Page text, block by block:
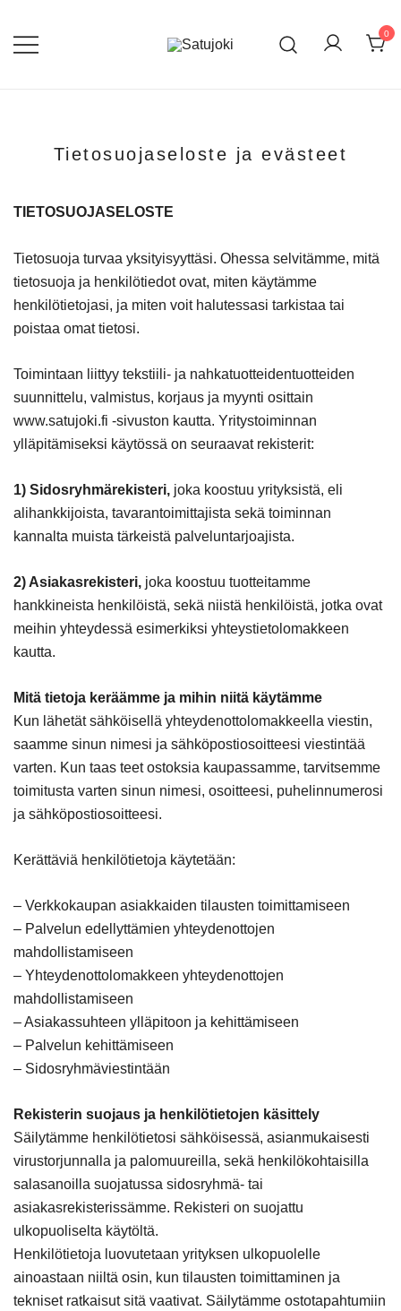
content
0
Tietosuojaseloste ja evästeet
TIETOSUOJASELOSTE
Tietosuoja turvaa yksityisyyttäsi. Ohessa selvitämme, mitä
tietosuoja ja henkilötiedot ovat, miten käytämme
henkilötietojasi, ja miten voit halutessasi tarkistaa tai
poistaa omat tietosi.
Toimintaan liittyy tekstiili- ja nahkatuotteidentuotteiden
suunnittelu, valmistus, korjaus ja myynti osittain
www.satujoki.fi -sivuston kautta. Yritystoiminnan
ylläpitämiseksi käytössä on seuraavat rekisterit:
1) Sidosryhmärekisteri, joka koostuu yrityksistä, eli
alihankkijoista, tavarantoimittajista sekä toiminnan
kannalta muista tärkeistä palveluntarjoajista.
2) Asiakasrekisteri, joka koostuu tuotteitamme
hankkineista henkilöistä, sekä niistä henkilöistä, jotka ovat
meihin yhteydessä esimerkiksi yhteystietolomakkeen
kautta.
Mitä tietoja keräämme ja mihin niitä käytämme
Kun lähetät sähköisellä yhteydenottolomakkeella viestin,
saamme sinun nimesi ja sähköpostiosoitteesi viestintää
varten. Kun taas teet ostoksia kaupassamme, tarvitsemme
toimitusta varten sinun nimesi, osoitteesi, puhelinnumerosi
ja sähköpostiosoitteesi.
Kerättäviä henkilötietoja käytetään:
– Verkkokaupan asiakkaiden tilausten toimittamiseen
– Palvelun edellyttämien yhteydenottojen
mahdollistamiseen
– Yhteydenottolomakkeen yhteydenottojen
mahdollistamiseen
– Asiakassuhteen ylläpitoon ja kehittämiseen
– Palvelun kehittämiseen
– Sidosryhmäviestintään
Rekisterin suojaus ja henkilötietojen käsittely
Säilytämme henkilötietosi sähköisessä, asianmukaisesti
virustorjunnalla ja palomuureilla, sekä henkilökohtaisilla
salasanoilla suojatussa sidosryhmä- tai
asiakasrekisterissämme. Rekisteri on suojattu
ulkopuoliselta käytöltä.
Henkilötietoja luovutetaan yrityksen ulkopuolelle
ainoastaan niiltä osin, kun tilausten toimittaminen ja
tekniset ratkaisut sitä vaativat. Säilytämme ostotapahtumiin